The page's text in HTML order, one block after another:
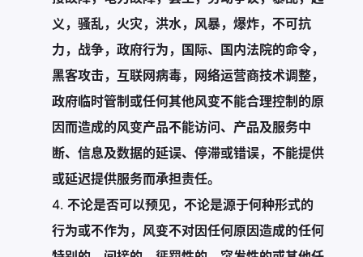
义，骚乱，火灾，洪水，风暴，爆炸，不可抗
力，战争，政府行为，国际、国内法院的命令，
黑客攻击，互联网病毒，网络运营商技术调整，
政府临时管制或任何其他风变不能合理控制的原
因而造成的风变产品不能访问、产品及服务中
断、信息及数据的延误、停滞或错误，不能提供
或延迟提供服务而承担责任。
不论是否可以预见，不论是源于何种形式的
行为或不作为，风变不对因任何原因造成的任何